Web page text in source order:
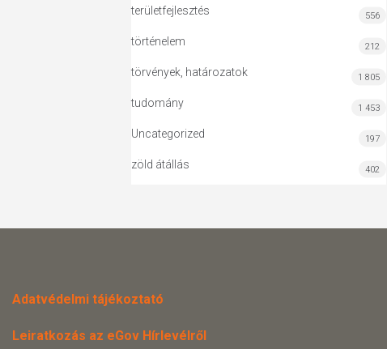
területfejlesztés 556
történelem 212
törvények, határozatok 1 805
tudomány 1 453
Uncategorized 197
zöld átállás 402
Adatvédelmi tájékoztató
Leiratkozás az eGov Hírlevélről